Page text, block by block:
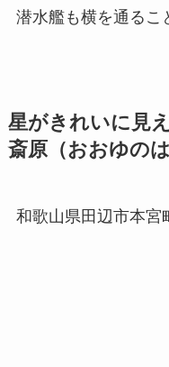
潜水艦も横を通るこ
星がきれいに見
斎原（おおゆのは
和歌山県田辺市本宮